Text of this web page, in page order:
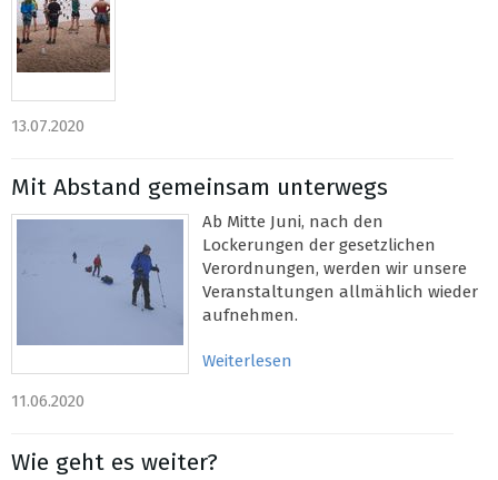
13.07.2020
Mit Abstand gemeinsam unterwegs
Ab Mitte Juni, nach den
Lockerungen der gesetzlichen
Verordnungen, werden wir unsere
Veranstaltungen allmählich wieder
aufnehmen.
Weiterlesen
11.06.2020
Wie geht es weiter?